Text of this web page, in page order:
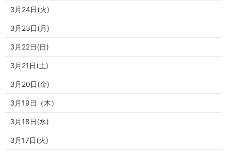
3月24日(火)
3月23日(月)
3月22日(日)
3月21日(土)
3月20日(金)
3月19日（木）
3月18日(水)
3月17日(火)